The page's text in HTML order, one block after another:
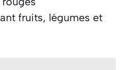
fruits, légumes et